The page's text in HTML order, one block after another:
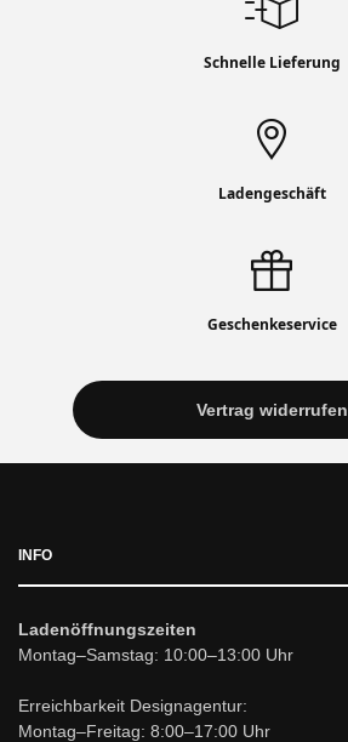
Schnelle Lieferung
Ladengeschäft
Geschenkeservice
Vertrag widerrufen
INFO
Ladenöffnungszeiten
Montag–Samstag: 10:00–13:00 Uhr
Erreichbarkeit Designagentur:
Montag–Freitag: 8:00–17:00 Uhr